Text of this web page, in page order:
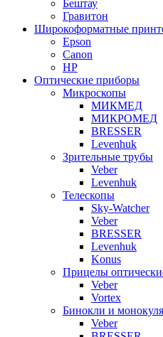
Бештау
Гравитон
Широкоформатные
Epson
Canon
HP
Оптические приборы
Микроскопы
МИКМЕД
МИКРОМЕД
BRESSER
Levenhuk
Зрительные трубы
Veber
Levenhuk
Телескопы
Sky-Watcher
Veber
BRESSER
Levenhuk
Konus
Прицелы
Veber
Vortex
Бинокли и
Veber